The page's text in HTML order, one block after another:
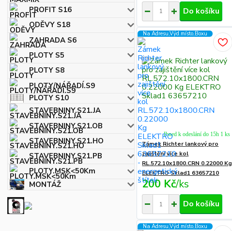
PROFIT S16
ODĚVY S18
ZAHRADA S6
PLOTY S5
PLOTY S8
PLOTY/NÁŘADÍ.S9
PLOTY S10
STAVEBNINY.S21.JA
STAVEBNINY.S21.OB
STAVEBNINY.S21.HO
STAVEBNINY.S21.PB
PLOTY.MSK<50Km
MONTÁŽ
Do košíku
Na Adresu,Výd.místo,Boxu
Zámek Richter lankový pro
zajištění více kol
RL.572.10x1800.CRN 0.22000 Kg
ELEKTRO Sklad1 63657210
200 Kč/ks
Ihned k odeslání do 15h 1 ks
Do košíku
Na Adresu,Výd.místo,Boxu